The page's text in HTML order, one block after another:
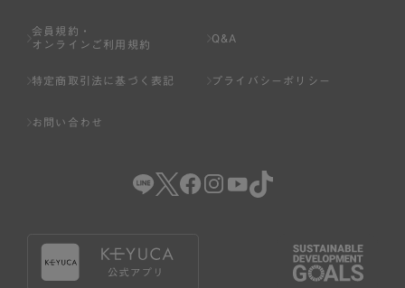
会員規約・
オンラインご利用規約
Q&A
特定商取引法に基づく表記 プライバシーポリシー
お問い合わせ